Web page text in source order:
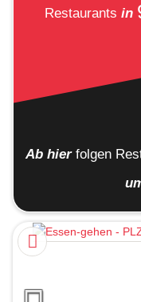
Restaurants in
Ab hier folgen